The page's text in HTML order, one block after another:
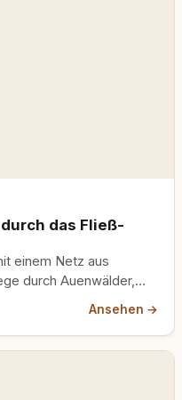
das Fließ-
einem Netz aus
durch Auenwälder,
Ansehen →